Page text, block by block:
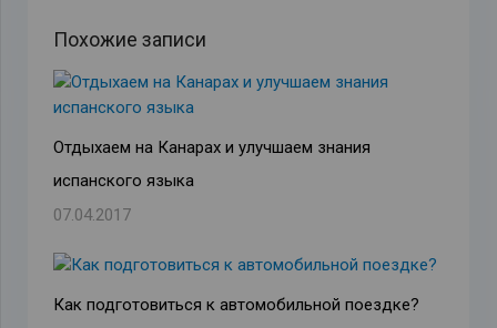
Похожие записи
Отдыхаем на Канарах и улучшаем знания
испанского языка
07.04.2017
Как подготовиться к автомобильной поездке?